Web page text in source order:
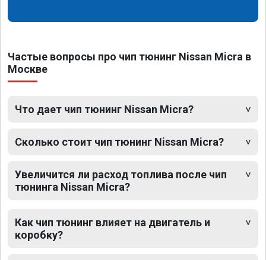
Частые вопросы про чип тюнинг Nissan Micra в
Москве
Что дает чип тюнинг Nissan Micra?
Сколько стоит чип тюнинг Nissan Micra?
Увеличится ли расход топлива после чип
тюнинга Nissan Micra?
Как чип тюнинг влияет на двигатель и
коробку?